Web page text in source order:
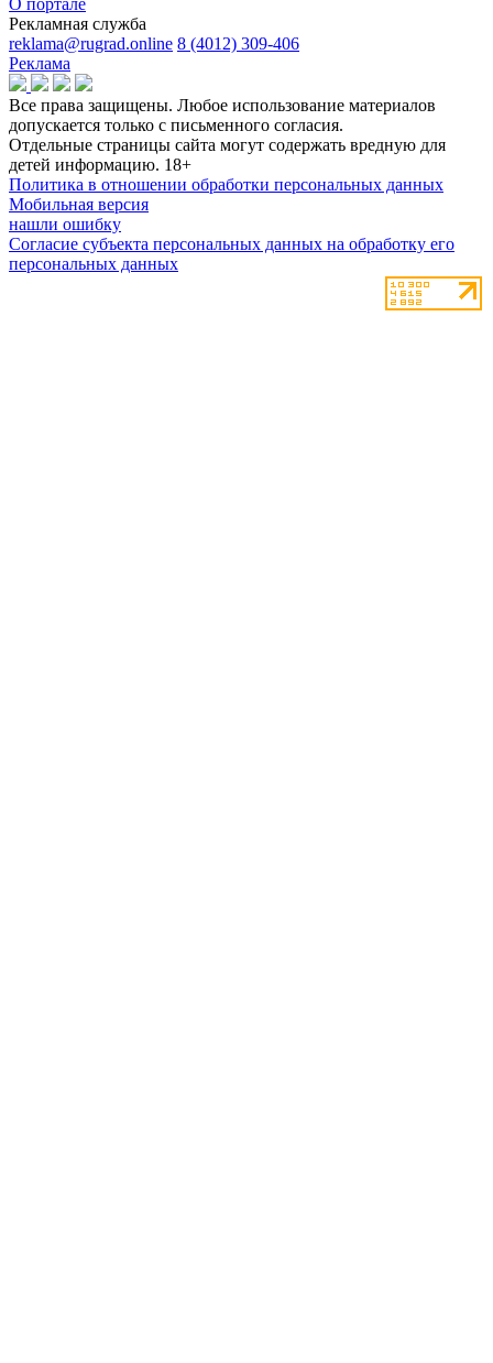
О портале
Рекламная служба
reklama@rugrad.online 8 (4012) 309-406
Реклама
Все права защищены. Любое использование материалов
допускается только с письменного согласия.
Отдельные страницы сайта могут содержать вредную для
детей информацию. 18+
Политика в отношении обработки персональных данных
Мобильная версия
нашли ошибку
Согласие субъекта персональных данных на обработку его
персональных данных